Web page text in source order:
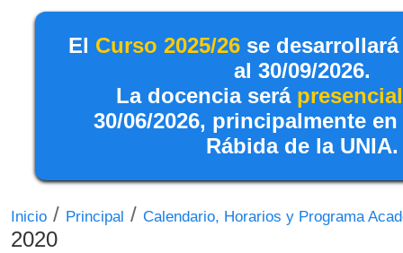
El Curso 2025/26 se desarrollará
al 30/09/2026.
La docencia será presencial
30/06/2026, principalmente
Rábida de la UNIA.
Inicio / Principal / Calendario, Horarios y Programa
2020